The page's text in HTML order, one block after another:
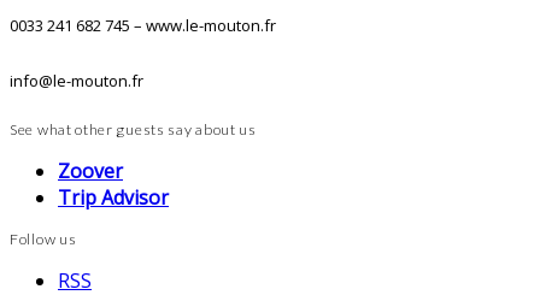
0033 241 682 745 – www.le-mouton.fr
info@le-mouton.fr
See what other guests say about us
Zoover
Trip Advisor
Follow us
RSS